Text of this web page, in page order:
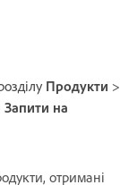
Продукти >
Запити на
отримані